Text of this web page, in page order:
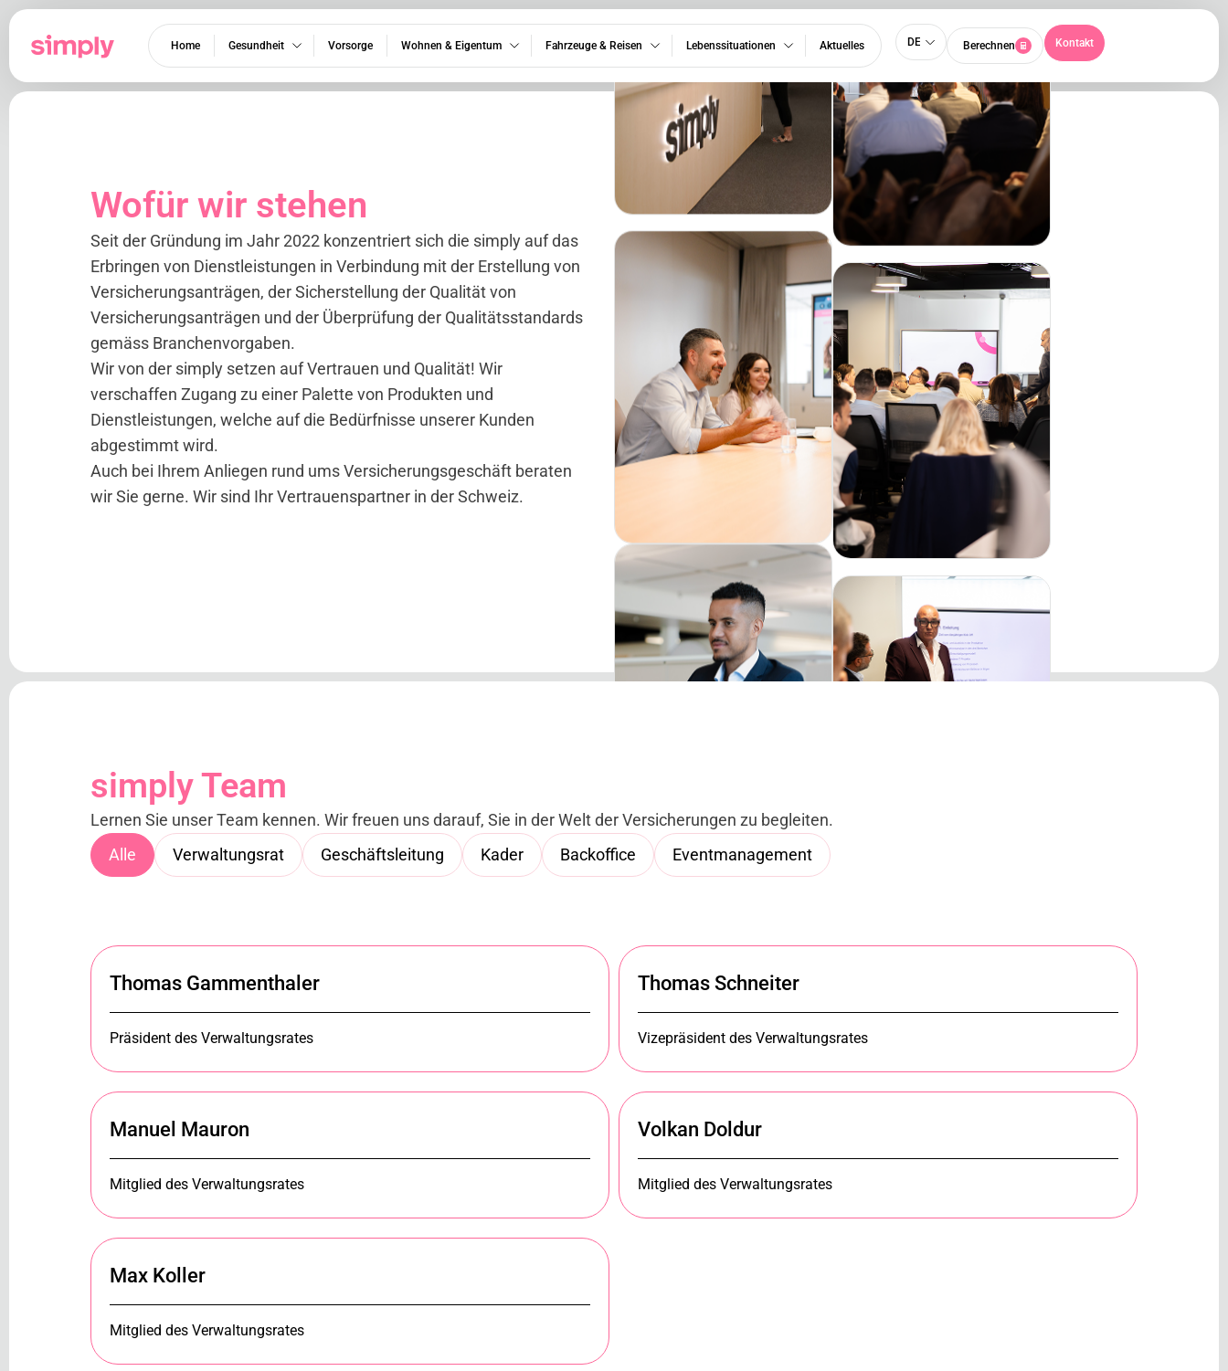
Home Gesundheit Vorsorge Wohnen & Eigentum Fahrzeuge & Reisen Lebenssituationen Aktuelles DE Berechnen Kontakt
Wofür wir stehen
Seit der Gründung im Jahr 2022 konzentriert sich die simply auf das
Erbringen von Dienstleistungen in Verbindung mit der Erstellung von
Versicherungsanträgen, der Sicherstellung der Qualität von
Versicherungsanträgen und der Überprüfung der Qualitätsstandards
gemäss Branchenvorgaben.
Wir von der simply setzen auf Vertrauen und Qualität! Wir
verschaffen Zugang zu einer Palette von Produkten und
Dienstleistungen, welche auf die Bedürfnisse unserer Kunden
abgestimmt wird.
Auch bei Ihrem Anliegen rund ums Versicherungsgeschäft beraten
wir Sie gerne. Wir sind Ihr Vertrauenspartner in der Schweiz.
simply Team
Lernen Sie unser Team kennen. Wir freuen uns darauf, Sie in der Welt der Versicherungen zu begleiten.
Alle
Verwaltungsrat Geschäftsleitung Kader Backoffice Eventmanagement
Thomas Gammenthaler
Präsident des Verwaltungsrates
Thomas Schneiter
Vizepräsident des Verwaltungsrates
Manuel Mauron
Mitglied des Verwaltungsrates
Volkan Doldur
Mitglied des Verwaltungsrates
Max Koller
Mitglied des Verwaltungsrates